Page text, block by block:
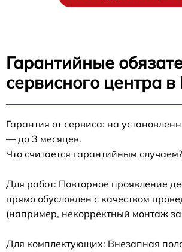
Гарантийные
сервисного центра в
Гарантия от сервиса: на
— до 3 месяцев.
Что считается гарантийным случаем?
Для работ: Повторное проявление
прямо обусловлен с качеством
(например, некорректный монтаж
Для комплектующих: Внезапная